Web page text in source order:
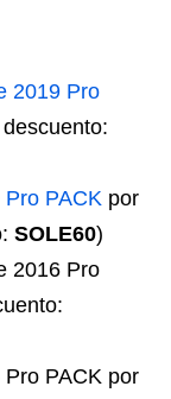
2019 Pro
PACK por
SOLE60)
2016 Pro
PACK por